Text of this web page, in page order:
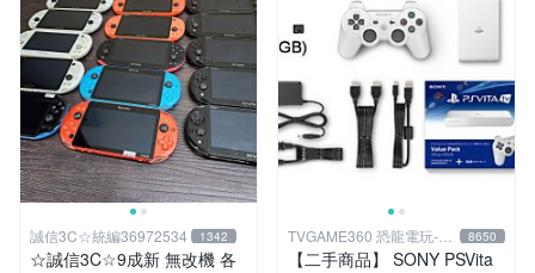
誠信3C☆統編36972534 1342
☆誠信3C☆9成新 無改機 各
TVGAME360 恐龍電玩-台
中店
8650
【二手商品】 SONY PSVita